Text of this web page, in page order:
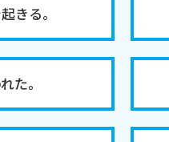
きる。
た。